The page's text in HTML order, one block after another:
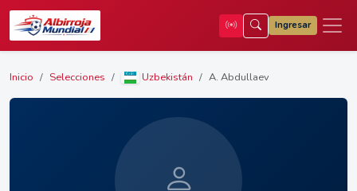
Ingresar
Inicio Selecciones Uzbekistán A. Abdullaev